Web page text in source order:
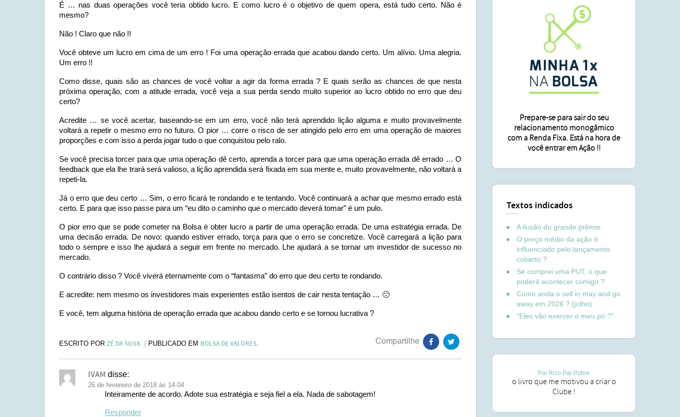
É … nas duas operações você teria obtido lucro. E como lucro é o objetivo de quem opera, está tudo certo. Não é
mesmo?
Não ! Claro que não !!
Você obteve um lucro em cima de um erro ! Foi uma operação errada que acabou dando certo. Um alívio. Uma alegria.
Um erro !!
Como disse, quais são as chances de você voltar a agir da forma errada ? E quais serão as chances de que nesta
próxima operação, com a atitude errada, você veja a sua perda sendo muito superior ao lucro obtido no erro que deu
certo?
Acredite … se você acertar, baseando-se em um erro, você não terá aprendido lição alguma e muito provavelmente
voltará a repetir o mesmo erro no futuro. O pior … corre o risco de ser atingido pelo erro em uma operação de maiores
proporções e com isso a perda jogar tudo o que conquistou pelo ralo.
Se você precisa torcer para que uma operação dê certo, aprenda a torcer para que uma operação errada dê errado … O
feedback que ela lhe trará será valioso, a lição aprendida será fixada em sua mente e, muito provavelmente, não voltará a
repeti-la.
Já o erro que deu certo … Sim, o erro ficará te rondando e te tentando. Você continuará a achar que mesmo errado está
certo. E para que isso passe para um “eu dito o caminho que o mercado deverá tomar” é um pulo.
O pior erro que se pode cometer na Bolsa é obter lucro a partir de uma operação errada. De uma estratégia errada. De
uma decisão errada. De novo: quando estiver errado, torça para que o erro se concretize. Você carregará a lição para
todo o sempre e isso lhe ajudará a seguir em frente no mercado. Lhe ajudará a se tornar um investidor de sucesso no
mercado.
O contrário disso ? Você viverá eternamente com o “fantasma” do erro que deu certo te rondando.
E acredite: nem mesmo os investidores mais experientes estão isentos de cair nesta tentação … 🙁
E você, tem alguma história de operação errada que acabou dando certo e se tornou lucrativa ?
ESCRITO POR ZÉ DA SILVA PUBLICADO EM BOLSA DE VALORES.
IVAM disse:
26 de fevereiro de 2018 às 14:04
Inteiramente de acordo. Adote sua estratégia e seja fiel a ela. Nada de sabotagem!
Responder
Prepare-se para sair do seu
relacionamento monogâmico
com a Renda Fixa. Está na hora de
você entrar em Ação !!
Textos indicados
A ilusão do grande prêmio
O preço médio da ação é
influenciado pelo lançamento
coberto ?
Se comprei uma PUT, o que
poderá acontecer comigo ?
Como anda o sell in may and go
away em 2026 ? (julho)
“Eles vão exercer o meu pó ?”
Pai Rico Pai Pobre
o livro que me motivou a criar o
Clube !